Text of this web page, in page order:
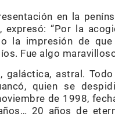
en la
“Por la
la impresión de
Fue algo
galáctica, astral.
quien se
de 1998,
20 años de